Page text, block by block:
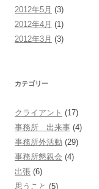
2012年5月 (3)
2012年4月 (1)
2012年3月 (3)
カテゴリー
クライアント (17)
事務所 出来事 (4)
事務所外活動 (29)
事務所懇親会 (4)
出張 (6)
思うこと (5)